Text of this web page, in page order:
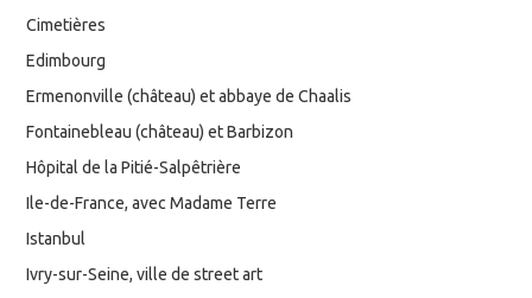
Cimetières
Edimbourg
Ermenonville (château) et abbaye de Chaalis
Fontainebleau (château) et Barbizon
Hôpital de la Pitié-Salpêtrière
Ile-de-France, avec Madame Terre
Istanbul
Ivry-sur-Seine, ville de street art